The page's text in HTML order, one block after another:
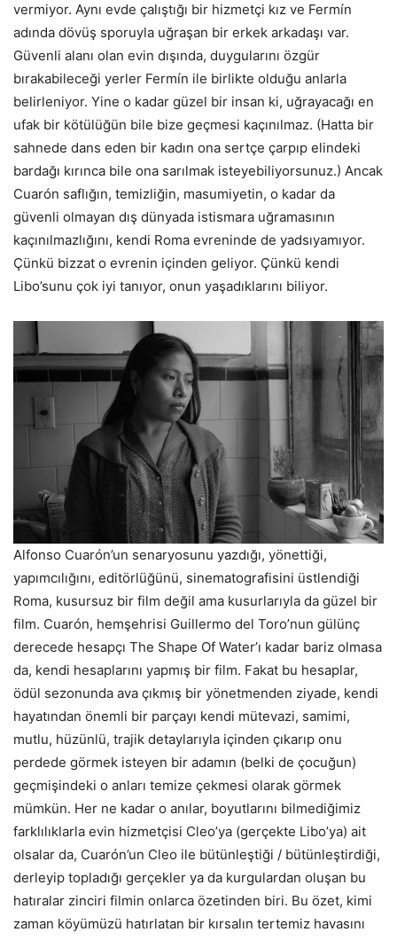
vermiyor. Aynı evde çalıştığı bir hizmetçi kız ve Fermín
adında dövüş sporuyla uğraşan bir erkek arkadaşı var.
Güvenli alanı olan evin dışında, duygularını özgür
bırakabileceği yerler Fermín ile birlikte olduğu anlarla
belirleniyor. Yine o kadar güzel bir insan ki, uğrayacağı en
ufak bir kötülüğün bile bize geçmesi kaçınılmaz. (Hatta bir
sahnede dans eden bir kadın ona sertçe çarpıp elindeki
bardağı kırınca bile ona sarılmak isteyebiliyorsunuz.) Ancak
Cuarón saflığın, temizliğin, masumiyetin, o kadar da
güvenli olmayan dış dünyada istismara uğramasının
kaçınılmazlığını, kendi Roma evreninde de yadsıyamıyor.
Çünkü bizzat o evrenin içinden geliyor. Çünkü kendi
Libo’sunu çok iyi tanıyor, onun yaşadıklarını biliyor.
Alfonso Cuarón’un senaryosunu yazdığı, yönettiği,
yapımcılığını, editörlüğünü, sinematografisini üstlendiği
Roma, kusursuz bir film değil ama kusurlarıyla da güzel bir
film. Cuarón, hemşehrisi Guillermo del Toro’nun gülünç
derecede hesapçı The Shape Of Water’ı kadar bariz olmasa
da, kendi hesaplarını yapmış bir film. Fakat bu hesaplar,
ödül sezonunda ava çıkmış bir yönetmenden ziyade, kendi
hayatından önemli bir parçayı kendi mütevazi, samimi,
mutlu, hüzünlü, trajik detaylarıyla içinden çıkarıp onu
perdede görmek isteyen bir adamın (belki de çocuğun)
geçmişindeki o anları temize çekmesi olarak görmek
mümkün. Her ne kadar o anılar, boyutlarını bilmediğimiz
farklılıklarla evin hizmetçisi Cleo’ya (gerçekte Libo’ya) ait
olsalar da, Cuarón’un Cleo ile bütünleştiği / bütünleştirdiği,
derleyip topladığı gerçekler ya da kurgulardan oluşan bu
hatıralar zinciri filmin onlarca özetinden biri. Bu özet, kimi
zaman köyümüzü hatırlatan bir kırsalın tertemiz havasını